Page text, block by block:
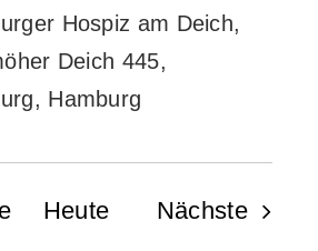
Hospiz am Deich,
Deich 445,
Hamburg
Veranstaltungen
Heute Nächste